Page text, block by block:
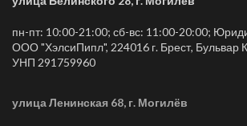
пн-пт: 10:00-21:00; сб-вс: 11:00-20:00;
ООО "ХэлсиПипл", 224016 г. Брест, Бульвар
УНП 291759960
улица Ленинская 68, г. Могилёв